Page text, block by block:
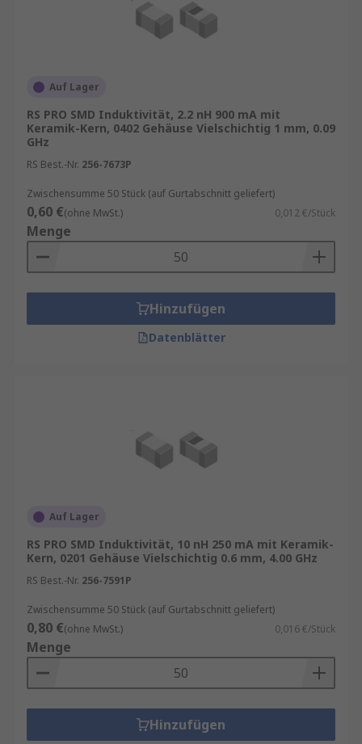
Auf Lager
RS PRO SMD Induktivität, 2.2 nH 900 mA mit
Keramik-Kern, 0402 Gehäuse Vielschichtig 1 mm, 0.09
GHz
RS Best.-Nr. 256-7673P
Zwischensumme 50 Stück (auf Gurtabschnitt geliefert)
0,60 €(ohne MwSt.) 0,012 €/Stück
Menge
Hinzufügen
Datenblätter
Auf Lager
RS PRO SMD Induktivität, 10 nH 250 mA mit Keramik-
Kern, 0201 Gehäuse Vielschichtig 0.6 mm, 4.00 GHz
RS Best.-Nr. 256-7591P
Zwischensumme 50 Stück (auf Gurtabschnitt geliefert)
0,80 €(ohne MwSt.) 0,016 €/Stück
Menge
Hinzufügen